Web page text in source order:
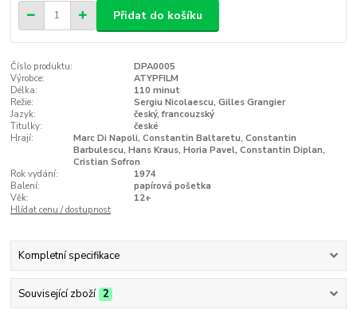
Přidat do košíku
Číslo produktu:
DPA0005
Výrobce:
ATYPFILM
Délka:
110 minut
Režie:
Sergiu Nicolaescu, Gilles Grangier
Jazyk:
český, francouzský
Titulky:
české
Hrají:
Marc Di Napoli, Constantin Baltaretu, Constantin
Barbulescu, Hans Kraus, Horia Pavel, Constantin Diplan,
Cristian Sofron
Rok vydání:
1974
Balení:
papírová pošetka
Věk:
12+
Hlídat cenu / dostupnost
Kompletní specifikace
Související zboží 2